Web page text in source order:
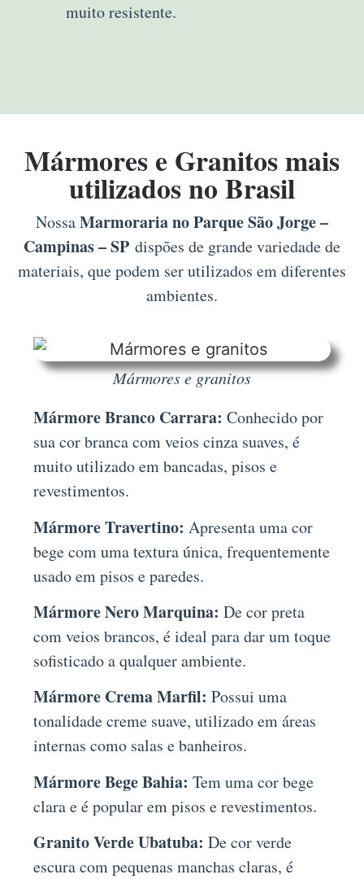
muito resistente.
Mármores e Granitos mais
utilizados no Brasil
NossaMarmoraria no Parque São Jorge –
Campinas – SP dispões de grande variedade de
materiais, que podem ser utilizados em diferentes
ambientes.
Mármores e granitos
Mármore Branco Carrara: Conhecido por
sua cor branca com veios cinza suaves, é
muito utilizado em bancadas, pisos e
revestimentos.
Mármore Travertino: Apresenta uma cor
bege com uma textura única, frequentemente
usado em pisos e paredes.
Mármore Nero Marquina: De cor preta
com veios brancos, é ideal para dar um toque
sofisticado a qualquer ambiente.
Mármore Crema Marfil: Possui uma
tonalidade creme suave, utilizado em áreas
internas como salas e banheiros.
Mármore Bege Bahia: Tem uma cor bege
clara e é popular em pisos e revestimentos.
Granito Verde Ubatuba: De cor verde
escura com pequenas manchas claras, é